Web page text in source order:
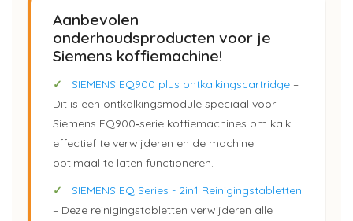
Aanbevolen
onderhoudsproducten voor je
Siemens koffiemachine!
✓ SIEMENS EQ900 plus ontkalkingscartridge –
Dit is een ontkalkingsmodule speciaal voor
Siemens EQ900‑serie koffiemachines om kalk
effectief te verwijderen en de machine
optimaal te laten functioneren.
✓
SIEMENS EQ Series - 2in1 Reinigingstabletten
– Deze reinigingstabletten verwijderen alle